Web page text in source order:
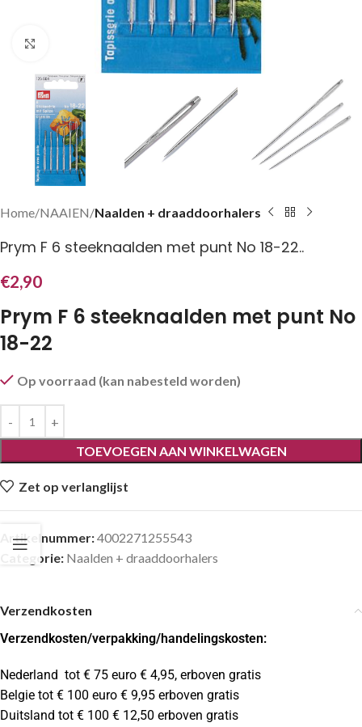
Klik om te vergroten
Home NAAIEN Naalden + draaddoorhalers
Prym F 6 steeknaalden met punt No 18-22..
€2,90
Prym F 6 steeknaalden met punt No
18-22
Op voorraad (kan nabesteld worden)
TOEVOEGEN AAN WINKELWAGEN
Zet op verlanglijst
Artikelnummer:4002271255543
Categorie: Naalden + draaddoorhalers
Verzendkosten
Verzendkosten/verpakking/handelingskosten:
Nederland tot € 75 euro € 4,95, erboven gratis
Belgie tot € 100 euro € 9,95 erboven gratis
Duitsland tot € 100 € 12,50 erboven gratis